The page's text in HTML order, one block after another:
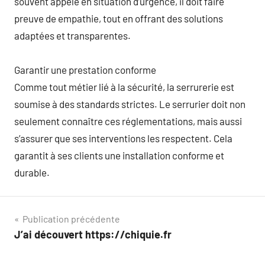
preuve de empathie, tout en offrant des solutions
adaptées et transparentes.
Garantir une prestation conforme
Comme tout métier lié à la sécurité, la serrurerie est
soumise à des standards strictes. Le serrurier doit non
seulement connaître ces réglementations, mais aussi
s’assurer que ses interventions les respectent. Cela
garantit à ses clients une installation conforme et
durable.
Navigation
de
Publication précédente
J’ai découvert https://chiquie.fr